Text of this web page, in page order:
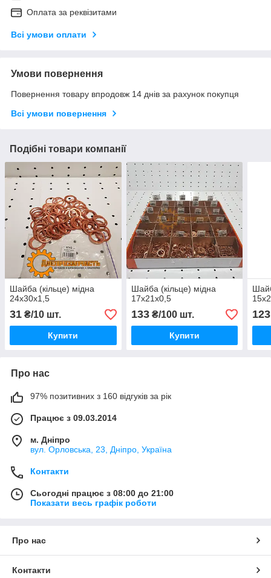
Оплата за реквізитами
Всі умови оплати
Умови повернення
Повернення товару впродовж 14 днів за рахунок покупця
Всі умови повернення
Подібні товари компанії
Шайба (кільце) мідна
24x30x1,5
31 ₴/10 шт.
Купити
Шайба (кільце) мідна
17x21x0,5
133₴/100 шт.
Купити
123
Про нас
97% позитивних з 160 відгуків за рік
Працює з 09.03.2014
м. Дніпро
вул. Орловська, 23, Дніпро, Україна
Контакти
Сьогодні працює з 08:00 до 21:00
Показати весь графік роботи
Про нас
Контакти